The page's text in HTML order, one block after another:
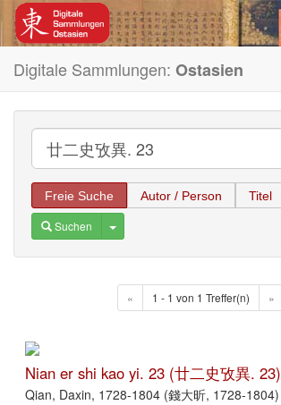
Digitale Sammlungen: Ostasien
Freie Suche Autor / Person Titel
Suchen Toggle Dropdown
« 1 - 1 von 1 Treffer(n) »
Nian er shi kao yi. 23 (廿二史攷異. 23)
Qian, Daxin, 1728-1804 (錢大昕, 1728-1804)